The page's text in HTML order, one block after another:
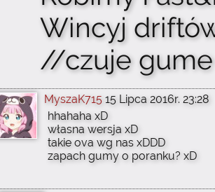
Wincyj
//czuje gume
MyszaK715 15 Lipca 2016r. 23:28
hhahaha xD
własna wersja xD
takie ova wg nas xDDD
zapach gumy o poranku? xD